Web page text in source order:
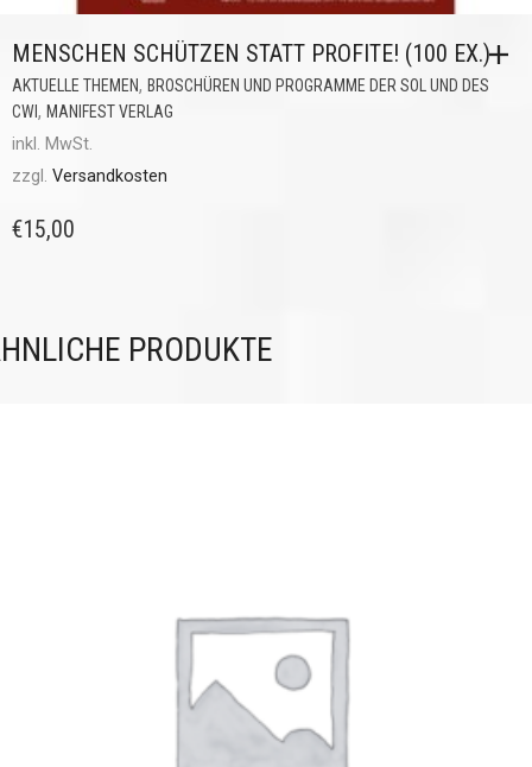
MENSCHEN SCHÜTZEN STATT PROFITE! (100 EX.)
AKTUELLE THEMEN, BROSCHÜREN UND PROGRAMME DER SOL UND DES
CWI, MANIFEST VERLAG
inkl. MwSt.
zzgl. Versandkosten
€15,00
PRODUKTE